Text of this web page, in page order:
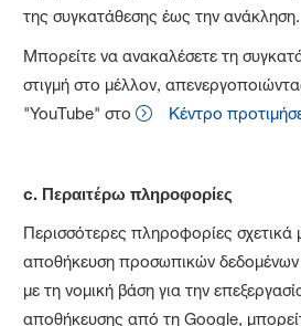
της συγκατάθεσης έως την ανάκληση.
Μπορείτε να ανακαλέσετε τη
στιγμή στο μέλλον,
"YouTube" στο
Κέντρο
c. Περαιτέρω πληροφορίες
Περισσότερες πληροφορίες σχετικά
αποθήκευση προσωπικών δεδομένων
με τη νομική βάση για την
αποθήκευσης από τη Google,